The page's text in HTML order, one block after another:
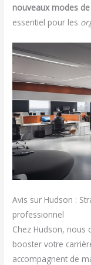
nouveaux modes
essentiel pour les
Avis sur Hudson :
professionnel
Chez Hudson, nous
booster votre
accompagnent de